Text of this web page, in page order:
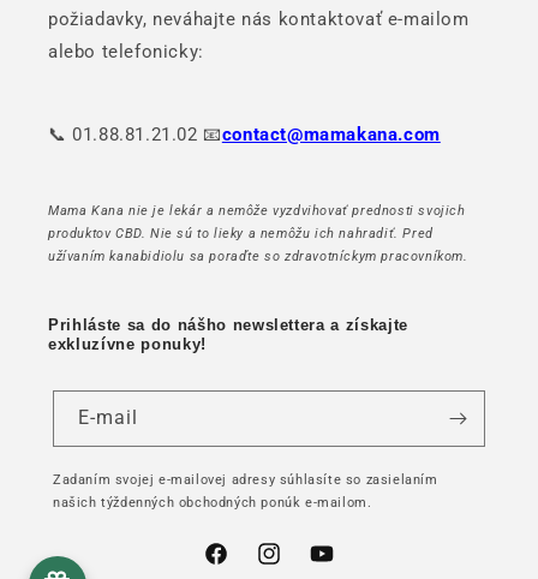
požiadavky, neváhajte nás kontaktovať e-mailom
alebo telefonicky:
📞 01.88.81.21.02 📧contact@mamakana.com
Mama Kana nie je lekár a nemôže vyzdvihovať prednosti svojich
produktov CBD. Nie sú to lieky a nemôžu ich nahradiť. Pred
užívaním kanabidiolu sa poraďte so zdravotníckym pracovníkom.
Prihláste sa do nášho newslettera a získajte
exkluzívne ponuky!
E-mail
Zadaním svojej e-mailovej adresy súhlasíte so zasielaním
našich týždenných obchodných ponúk e-mailom.
FacebookInstagramYouTube